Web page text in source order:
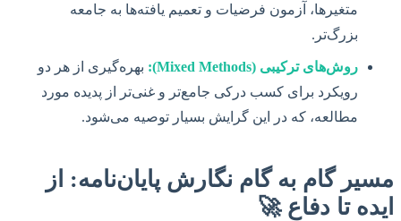
متغیرها، آزمون فرضیات و تعمیم یافته‌ها به جامعه
بزرگ‌تر.
روش‌های ترکیبی (Mixed Methods):
بهره‌گیری از هر دو
رویکرد برای کسب درکی جامع‌تر و غنی‌تر از پدیده مورد
مطالعه، که در این گرایش بسیار توصیه می‌شود.
مسیر گام به گام نگارش پایان‌نامه: از
ایده تا دفاع 🚀